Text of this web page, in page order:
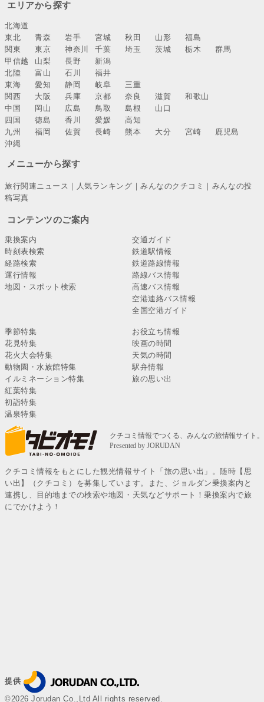
エリアから探す
北海道
東北
青森 岩手 宮城 秋田 山形
福島
関東
東京 神奈川 千葉 埼玉 茨城 栃木
群馬
甲信越
山梨 長野
新潟
北陸
富山 石川
福井
東海
愛知 静岡 岐阜
三重
関西
大阪 兵庫 京都 奈良 滋賀
和歌山
中国
岡山 広島 鳥取 島根
山口
四国
徳島 香川 愛媛
高知
九州
福岡 佐賀 長崎 熊本 大分 宮崎
鹿児島
沖縄
メニューから探す
旅行関連ニュース ｜ 人気ランキング ｜みんなのクチコミ ｜ みんなの投
稿写真
コンテンツのご案内
乗換案内
時刻表検索
経路検索
運行情報
地図・スポット検索
交通ガイド
鉄道駅情報
鉄道路線情報
路線バス情報
高速バス情報
空港連絡バス情報
全国空港ガイド
季節特集
花見特集
花火大会特集
動物園・水族館特集
イルミネーション特集
紅葉特集
初詣特集
温泉特集
お役立ち情報
映画の時間
天気の時間
駅弁情報
旅の思い出
クチコミ情報をもとにした観光情報サイト「旅の思い出」。随時【思
い出】（クチコミ）を募集しています。また、ジョルダン乗換案内と
連携し、目的地までの検索や地図・天気などサポート！乗換案内で旅
にでかけよう！
提供
©2026 Jorudan Co.,Ltd All rights reserved.